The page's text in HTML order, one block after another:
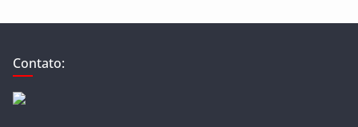
Contato: